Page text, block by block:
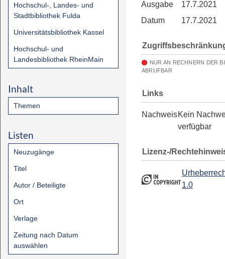
Hochschul-, Landes- und
Stadtbibliothek Fulda
Universitätsbibliothek Kassel
Hochschul- und
Landesbibliothek RheinMain
Inhalt
Themen
Listen
Neuzugänge
Titel
Autor / Beteiligte
Ort
Verlage
Zeitung nach Datum
auswählen
Ausgabe
17.7.2021
Datum
17.7.2021
NUR AN RECHNERN DER
ABRUFBAR
Links
NachweisKein
verfügbar
Lizenz-/
1.0